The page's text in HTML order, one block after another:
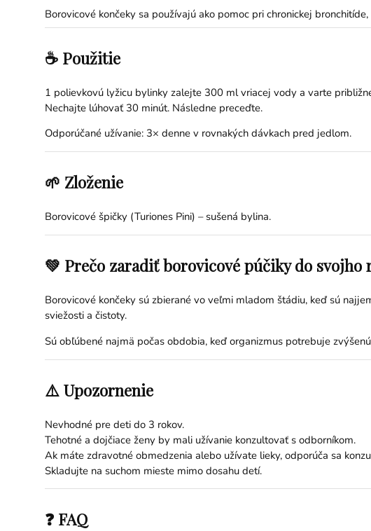
Borovicové končeky sa používajú ako pomoc pri chronickej
☕ Použitie
1 polievkovú lyžicu bylinky zalejte 300 ml vriacej vody a varte
Nechajte lúhovať 30 minút. Následne preceďte.
Odporúčané užívanie: 3× denne v rovnakých dávkach pred jedlom.
🌱 Zloženie
Borovicové špičky (Turiones Pini) – sušená bylina.
💚 Prečo zaradiť borovicové púčiky do svojho
Borovicové končeky sú zbierané vo veľmi mladom štádiu, keď sú
sviežosti a čistoty.
Sú obľúbené najmä počas obdobia, keď organizmus potrebuje
⚠️ Upozornenie
Nevhodné pre deti do 3 rokov.
Tehotné a dojčiace ženy by mali užívanie konzultovať s odborníkom.
Ak máte zdravotné obmedzenia alebo užívate lieky, odporúča sa
Skladujte na suchom mieste mimo dosahu detí.
❓ FAQ